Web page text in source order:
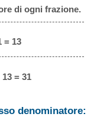
di ogni frazione.
= 13
= 31
denominatore: